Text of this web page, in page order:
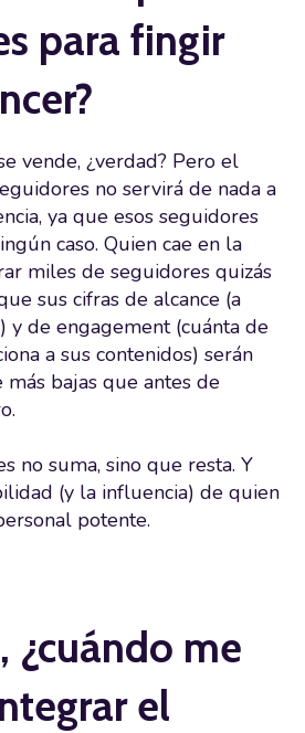
para fingir
vende, ¿verdad? Pero el
no servirá de nada a
ya que esos seguidores
caso. Quien cae en la
miles de seguidores quizás
sus cifras de alcance (a
y de engagement (cuánta de
a sus contenidos) serán
bajas que antes de
no suma, sino que resta. Y
(y la influencia) de quien
potente.
¿cuándo me
el